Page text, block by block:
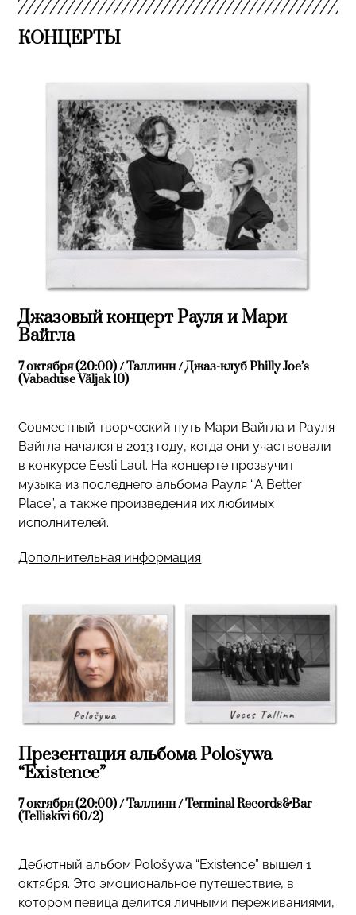
КОНЦЕРТЫ
Джазовый концерт Рауля и Мари
Вайгла
7 октября (20:00) / Таллинн / Джаз-клуб Philly Joe’s
(Vabaduse Väljak 10)
Совместный творческий путь Мари Вайгла и Рауля
Вайгла начался в 2013 году, когда они участвовали
в конкурсе Eesti Laul. На концерте прозвучит
музыка из последнего альбома Рауля “A Better
Place”, а также произведения их любимых
исполнителей.
Дополнительная информация
Презентация альбома Pološywa
“Existence”
7 октября (20:00) / Таллинн / Terminal Records&Bar
(Telliskivi 60/2)
Дебютный альбом Pološywa “Existence” вышел 1
октября. Это эмоциональное путешествие, в
котором певица делится личными переживаниями,